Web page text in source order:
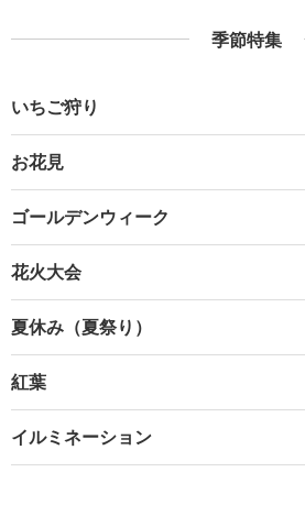
季節特集
いちご狩り
お花見
ゴールデンウィーク
花火大会
夏休み（夏祭り）
紅葉
イルミネーション